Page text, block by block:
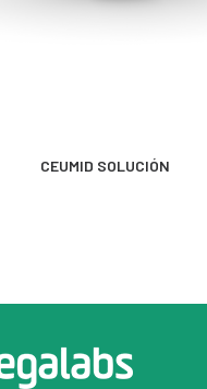
MÁS INFORMACIÓN
CEUMID SOLUCIÓN